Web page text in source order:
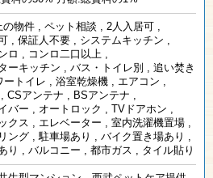
の物件 , ペット相談 , 2人入居可 ,
, 保証人不要 , システムキッチン ,
ロ , コンロ二口以上 ,
ーキッチン , バス・トイレ別 , 追い焚き
ートイレ , 浴室乾燥機 , エアコン ,
, CSアンテナ , BSアンテナ ,
バー , オートロック , TVドアホン ,
クス , エレベーター , 室内洗濯機置場 ,
ング ,駐車場あり , バイク置き場あり ,
り , バルコニー , 都市ガス , タイル貼り